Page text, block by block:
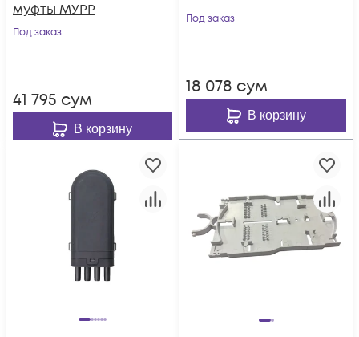
муфты МУРР
Под заказ
41 795 сум
В корзину
Под заказ
18 078 сум
В корзину